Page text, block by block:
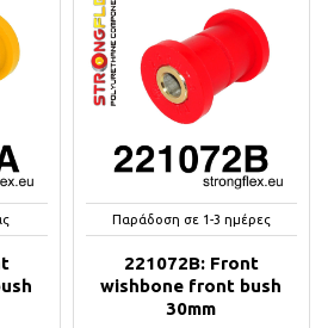
Παράδοση σε 1-3 ημέρες
221072B: Front
wishbone front bush
30mm